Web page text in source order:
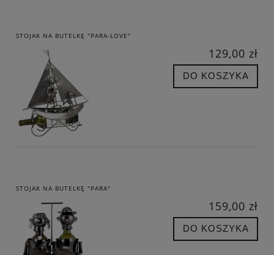
STOJAK NA BUTELKĘ "PARA-LOVE"
129,00 zł
DO KOSZYKA
STOJAK NA BUTELKĘ "PARA"
159,00 zł
DO KOSZYKA